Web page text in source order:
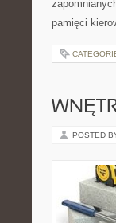
pamięci
POSTED